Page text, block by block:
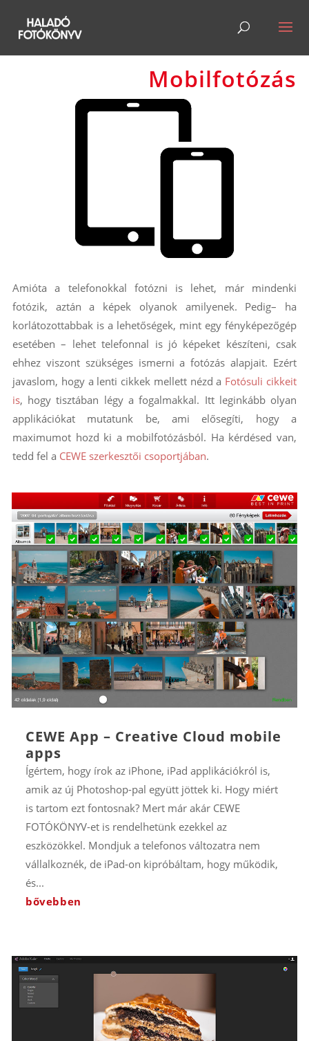
Mobilfotózás
Amióta a telefonokkal fotózni is lehet, már mindenki
fotózik, aztán a képek olyanok amilyenek. Pedig– ha
korlátozottabbak is a lehetőségek, mint egy fényképezőgép
esetében – lehet telefonnal is jó képeket készíteni, csak
ehhez viszont szükséges ismerni a fotózás alapjait. Ezért
javaslom, hogy a lenti cikkek mellett nézd a Fotósuli cikkeit
is, hogy tisztában légy a fogalmakkal. Itt leginkább olyan
applikációkat mutatunk be, ami elősegíti, hogy a
maximumot hozd ki a mobilfotózásból. Ha kérdésed van,
tedd fel a CEWE szerkesztői csoportjában.
CEWE App – Creative Cloud mobile
apps
Ígértem, hogy írok az iPhone, iPad applikációkról is,
amik az új Photoshop-pal együtt jöttek ki. Hogy miért
is tartom ezt fontosnak? Mert már akár CEWE
FOTÓKÖNYV-et is rendelhetünk ezekkel az
eszközökkel. Mondjuk a telefonos változatra nem
vállalkoznék, de iPad-on kipróbáltam, hogy működik,
és...
bővebben